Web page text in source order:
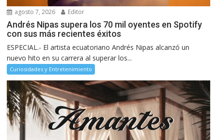
agosto 7, 2026 Editor
Andrés Nipas supera los 70 mil oyentes en Spotify
con sus más recientes éxitos
ESPECIAL.- El artista ecuatoriano Andrés Nipas alcanzó un
nuevo hito en su carrera al superar los...
Curiosidades y Entretenimiento